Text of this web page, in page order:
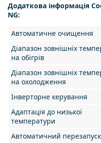
Додаткова інформація
NG:
Автоматичне очищення
Діапазон зовнішніх
на обігрів
Діапазон зовнішніх
на охолодження
Інверторне керування
Адаптація до низької
температури
Автоматичний перезапуск